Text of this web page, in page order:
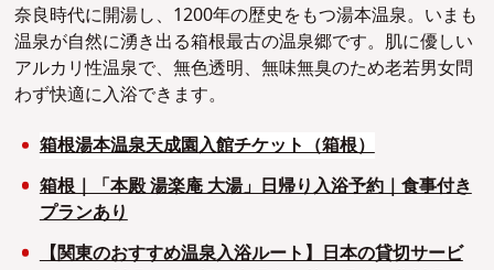
奈良時代に開湯し、1200年の歴史をもつ湯本温泉。いまも
温泉が自然に湧き出る箱根最古の温泉郷です。肌に優しい
アルカリ性温泉で、無色透明、無味無臭のため老若男女問
わず快適に入浴できます。
箱根湯本温泉天成園入館チケット（箱根）
箱根｜「本殿 湯楽庵 大湯」日帰り入浴予約｜食事付き
プランあり
【関東のおすすめ温泉入浴ルート】日本の貸切サービ